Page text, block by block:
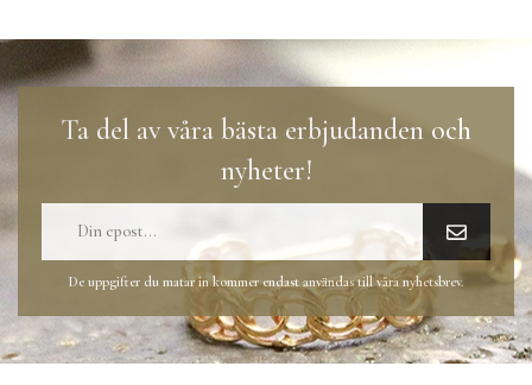
Ta del av våra bästa erbjudanden och
nyheter!
De uppgifter du matar in kommer endast användas till våra nyhetsbrev.